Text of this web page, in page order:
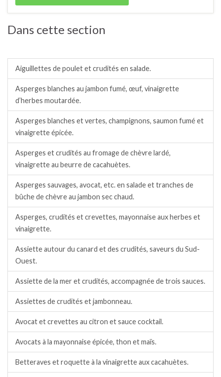
Dans cette section
Aiguillettes de poulet et crudités en salade.
Asperges blanches au jambon fumé, œuf, vinaigrette
d’herbes moutardée.
Asperges blanches et vertes, champignons, saumon fumé et
vinaigrette épicée.
Asperges et crudités au fromage de chèvre lardé,
vinaigrette au beurre de cacahuètes.
Asperges sauvages, avocat, etc. en salade et tranches de
bûche de chèvre au jambon sec chaud.
Asperges, crudités et crevettes, mayonnaise aux herbes et
vinaigrette.
Assiette autour du canard et des crudités, saveurs du Sud-
Ouest.
Assiette de la mer et crudités, accompagnée de trois sauces.
Assiettes de crudités et jambonneau.
Avocat et crevettes au citron et sauce cocktail.
Avocats à la mayonnaise épicée, thon et maïs.
Betteraves et roquette à la vinaigrette aux cacahuètes.